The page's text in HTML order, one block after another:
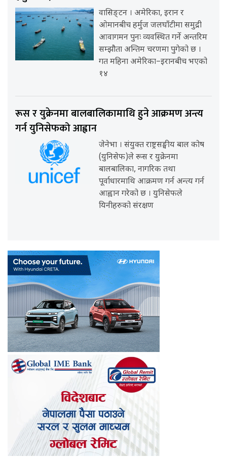
वासिङ्टन । अमेरिका, इरान र
ओमानबीच हर्मुज जलघाँटीमा समुद्री
आवागमन पुनः व्यवस्थित गर्ने अन्तरिम
सम्झौता अन्तिम चरणमा पुगेको छ ।
गत महिना अमेरिका–इरानबीच भएको
१४
रूस र युक्रेनमा बालबालिकामाथि हुने आक्रमण अन्त्य
गर्न युनिसेफको आह्वान
जेनेभा । संयुक्त राष्ट्रसङ्घीय बाल कोष
(युनिसेफ)ले रूस र युक्रेनमा
बालबालिका, नागरिक तथा
पूर्वाधारमाथि आक्रमण गर्न अन्त्य गर्न
आह्वान गरेको छ । युनिसेफले
यिनीहरुको संरक्षण